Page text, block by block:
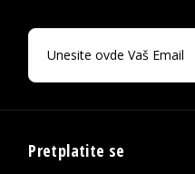
Pretplatite se